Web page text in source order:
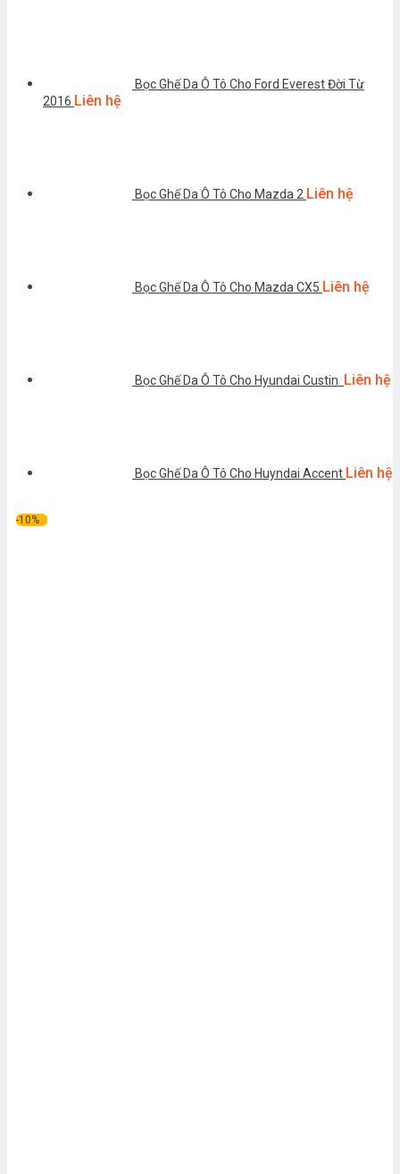
Bọc Ghế Da Ô Tô Cho Ford Everest Đời Từ
2016 Liên hệ
Bọc Ghế Da Ô Tô Cho Mazda 2 Liên hệ
Bọc Ghế Da Ô Tô Cho Mazda CX5 Liên hệ
Bọc Ghế Da Ô Tô Cho Hyundai Custin Liên hệ
Bọc Ghế Da Ô Tô Cho Huyndai Accent Liên hệ
-10%